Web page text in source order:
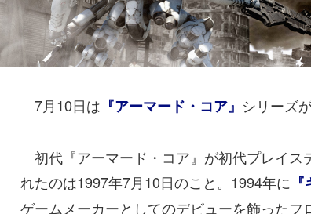
7月10日は 『アーマード・コア』 シリーズ
初代『アーマード・コア』が初代プレイス
れたのは1997年7月10日のこと。1994年に
ゲームメーカーとしてのデビューを飾ったフ